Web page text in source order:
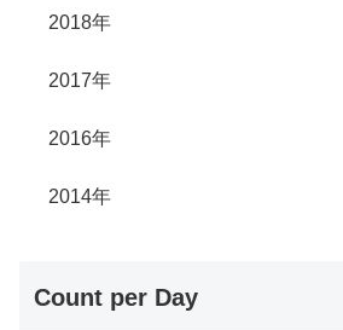
2018年
2017年
2016年
2014年
Count per Day